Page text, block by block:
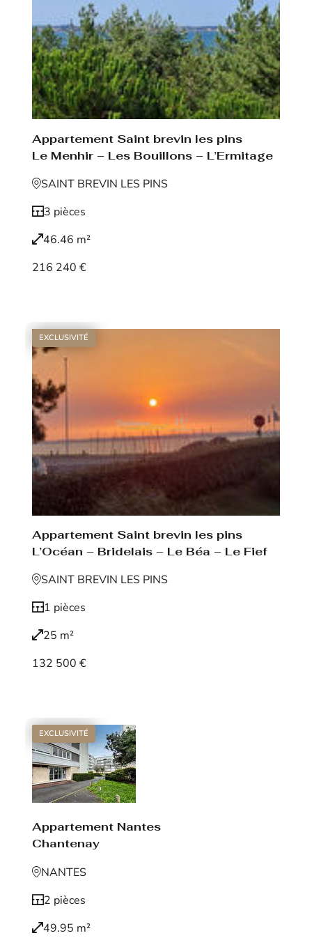
Appartement Saint brevin les pins
Le Menhir – Les Bouillons – L’Ermitage
SAINT BREVIN LES PINS
3 pièces
46.46 m²
216 240 €
EXCLUSIVITÉ
Appartement Saint brevin les pins
L’Océan – Bridelais – Le Béa – Le Fief
SAINT BREVIN LES PINS
1 pièces
25 m²
132 500 €
EXCLUSIVITÉ
Appartement Nantes
Chantenay
NANTES
2 pièces
49.95 m²